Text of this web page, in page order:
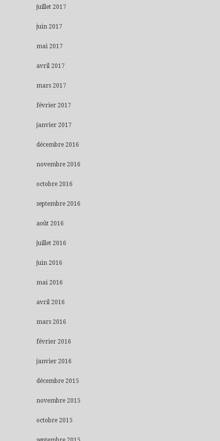
juillet 2017
juin 2017
mai 2017
avril 2017
mars 2017
février 2017
janvier 2017
décembre 2016
novembre 2016
octobre 2016
septembre 2016
août 2016
juillet 2016
juin 2016
mai 2016
avril 2016
mars 2016
février 2016
janvier 2016
décembre 2015
novembre 2015
octobre 2015